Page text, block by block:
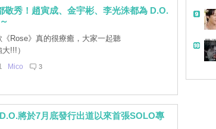
敬秀！趙寅成、金宇彬、李光洙都為 D.O.
Rose》真的很療癒，大家一起聽
!!!）
Mico 3
將於7月底發行出道以來首張SOLO專
帶